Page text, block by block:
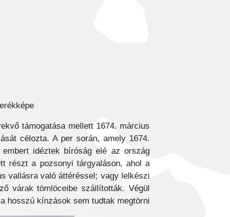
támogatása mellett 1674. március
célozta. A per során, amely 1674.
idéztek bíróság elé az ország
részt a pozsonyi tárgyaláson, ahol a
vallásra való áttéréssel; vagy lelkészi
várak tömlöceibe szállították. Végül
hosszú kínzások sem tudtak megtörni.